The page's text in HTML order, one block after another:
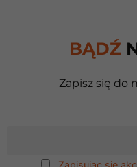
BĄDŹ
Zapisz się do
Zapisując się